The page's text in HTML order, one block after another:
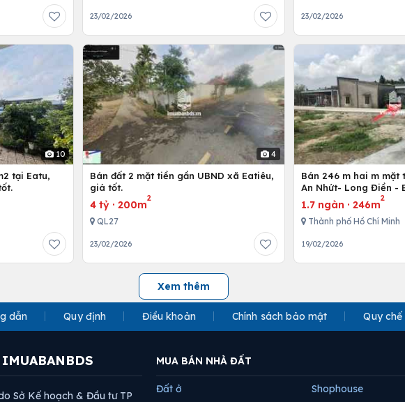
23/02/2026 23/02/2026
10
tại Eatu,
4
Bán đất 2 mặt tiền gần UBND xã Eatiêu,
giá tốt.
4 tỷ ·200m
2
QL27
23/02/2026
Bán 246 m hai m mặt
An Nhứt- Long Điền -
1.7 ngàn · 246m
2
Thành phố Hồ Chí Minh
19/02/2026
Xem thêm
dẫn Quy định Điều khoản Chính sách bảo mật Quy chế
Sở Kế hoạch & Đầu tư TP
MUA BÁN NHÀ ĐẤT
Đất ở Shophouse